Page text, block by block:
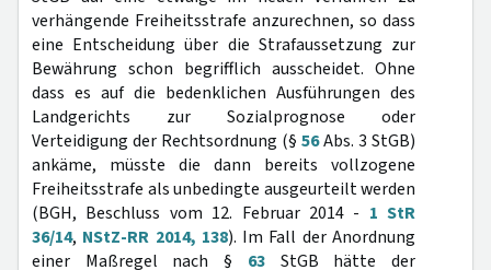
verhängende Freiheitsstrafe anzurechnen, so dass
eine Entscheidung über die Strafaussetzung zur
Bewährung schon begrifflich ausscheidet. Ohne
dass es auf die bedenklichen Ausführungen des
Landgerichts zur Sozialprognose oder
Verteidigung der Rechtsordnung (§ 56Abs. 3 StGB)
ankäme, müsste die dann bereits vollzogene
Freiheitsstrafe als unbedingte ausgeurteilt werden
(BGH, Beschluss vom 12. Februar 2014 - 1 StR
36/14, NStZ-RR 2014, 138). Im Fall der Anordnung
einer Maßregel nach § 63StGB hätte der